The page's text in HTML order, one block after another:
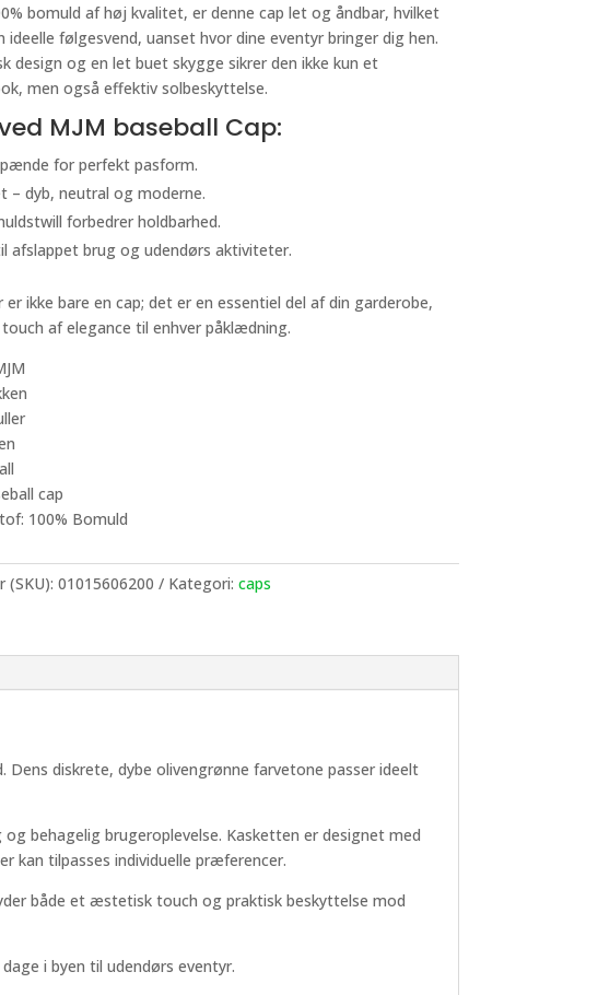
bomuld af høj kvalitet, er denne cap let og åndbar, hvilket
ideelle følgesvend, uanset hvor dine eventyr bringer dig hen.
design og en let buet skygge sikrer den ikke kun et
men også effektiv solbeskyttelse.
MJM baseball Cap:
for perfekt pasform.
– dyb, neutral og moderne.
forbedrer holdbarhed.
afslappet brug og udendørs aktiviteter.
ikke bare en cap; det er en essentiel del af din garderobe,
af elegance til enhver påklædning.
cap
100% Bomuld
(SKU): 01015606200 Kategori: caps
Dens diskrete, dybe olivengrønne farvetone passer ideelt
behagelig brugeroplevelse. Kasketten er designet med
kan tilpasses individuelle præferencer.
både et æstetisk touch og praktisk beskyttelse mod
i byen til udendørs eventyr.